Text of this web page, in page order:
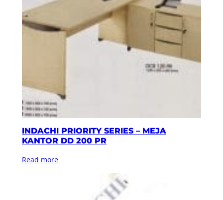
INDACHI PRIORITY SERIES – MEJA
KANTOR DD 200 PR
Read more